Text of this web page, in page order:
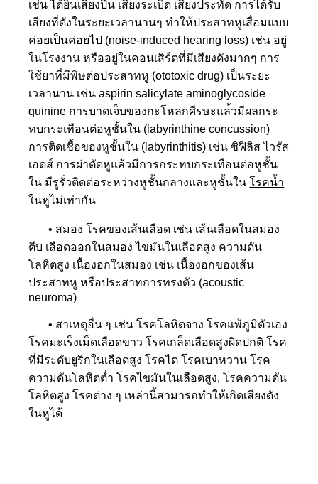
เช่น ได้ยินเสียงปืน เสียงระเบิด เสียงประทัด การได้รับ
เสียงที่ดังในระยะเวลานานๆ ทำให้ประสาทหูเสื่อมแบบ
ค่อยเป็นค่อยไป (noise-induced hearing loss) เช่น อยู่
ในโรงงาน หรืออยู่ในคอนเสิร์ตที่มีเสียงดังมากๆ การ
ใช้ยาที่มีพิษต่อประสาทหู ู (ototoxic drug) เป็นระยะ
เวลานาน เช่น aspirin salicylate aminoglycoside
quinine การบาดเจ็บของกะโหลกศีรษะแล้วมีผลกระ
ทบกระเทือนต่อหูชั้นใน (labyrinthine concussion)
การติดเชื้อของหูชั้นใน (labyrinthitis) เช่น ซิฟิลิส ไวรัส
เอดส์ การผ่าตัดหูแล้วมีการกระทบกระเทือนต่อหูชั้น
ใน มีรูรั่วติดต่อระหว่างหูชั้นกลางและหูชั้นในโรคน้ำ
ในหูไม่เท่ากัน
• สมอง โรคของเส้นเลือด เช่น เส้นเลือดในสมอง
ตีบ เลือดออกในสมอง ไขมันในเลือดสูง ความดัน
โลหิตสูง เนื้องอกในสมอง เช่น เนื้องอกของเส้น
ประสาทหู หรือประสาทการทรงตัว (acoustic
neuroma)
• สาเหตุอื่น ๆ เช่น โรคโลหิตจาง โรคแพ้ภูมิตัวเอง
โรคมะเร็งเม็ดเลือดขาว โรคเกล็ดเลือดสูงผิดปกติ โรค
ที่มีระดับยูริกในเลือดสูง โรคไต โรคเบาหวาน โรค
ความดันโลหิตต่ำ โรคไขมันในเลือดสูง, โรคความดัน
โลหิตสูง โรคต่าง ๆ เหล่านี้สามารถทำให้เกิดเสียงดัง
ในหูได้